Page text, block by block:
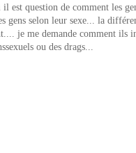
est question de comment les
gens selon leur sexe... la
je me demande comment ils
ou des drags...